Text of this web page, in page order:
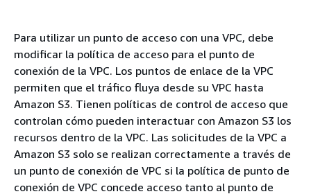
Para utilizar un punto de acceso con una VPC, debe
modificar la política de acceso para el punto de
conexión de la VPC. Los puntos de enlace de la VPC
permiten que el tráfico fluya desde su VPC hasta
Amazon S3. Tienen políticas de control de acceso que
controlan cómo pueden interactuar con Amazon S3 los
recursos dentro de la VPC. Las solicitudes de la VPC a
Amazon S3 solo se realizan correctamente a través de
un punto de conexión de VPC si la política de punto de
conexión de VPC concede acceso tanto al punto de